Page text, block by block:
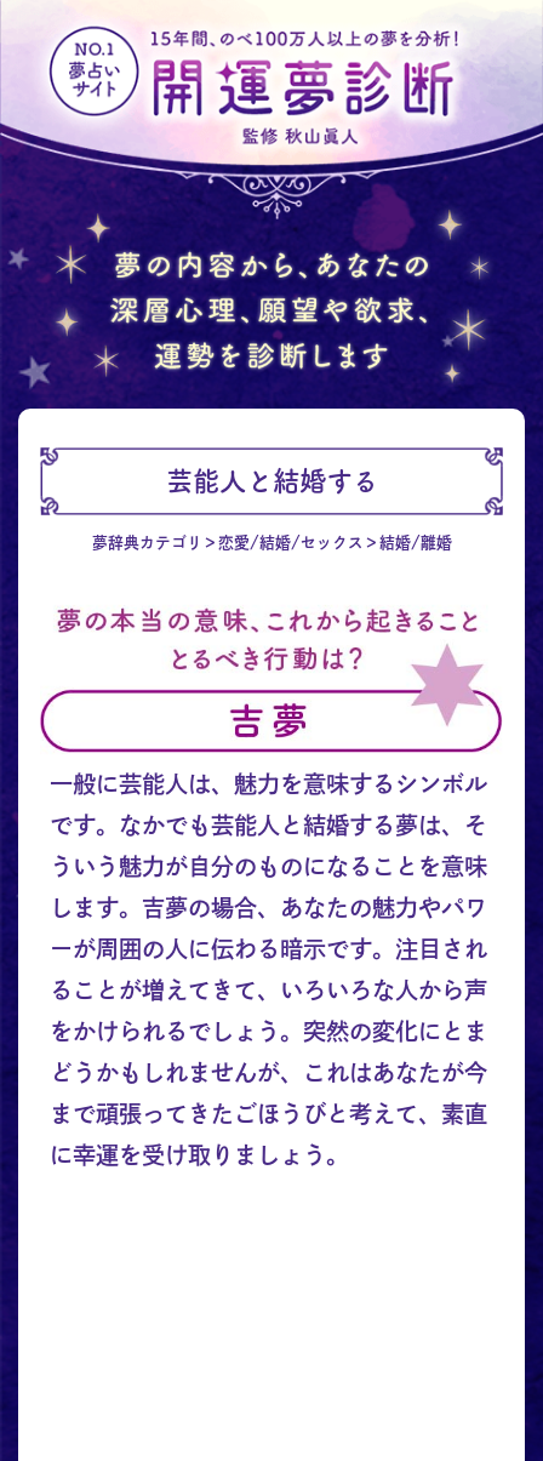
芸能人と結婚する
夢辞典カテゴリ 恋愛/結婚/セックス 結婚/離婚
一般に芸能人は、魅力を意味するシンボル
です。なかでも芸能人と結婚する夢は、そ
ういう魅力が自分のものになることを意味
します。吉夢の場合、あなたの魅力やパワ
ーが周囲の人に伝わる暗示です。注目され
ることが増えてきて、いろいろな人から声
をかけられるでしょう。突然の変化にとま
どうかもしれませんが、これはあなたが今
まで頑張ってきたごほうびと考えて、素直
に幸運を受け取りましょう。